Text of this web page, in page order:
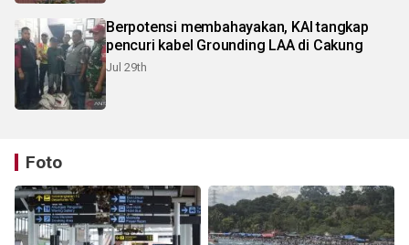
Berpotensi membahayakan, KAI tangkap
pencuri kabel Grounding LAA di Cakung
Jul 29th
Foto